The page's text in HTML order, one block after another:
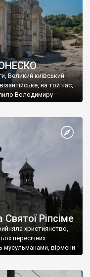
Великий київський
на той час,
Володимиру
Василю ІІ, та
християнином.
Таврійського
Ріпсіме
християнство,
пересічних
мусульманами, вірмени